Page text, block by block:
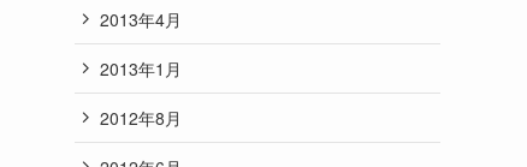
2013年4月
2013年1月
2012年8月